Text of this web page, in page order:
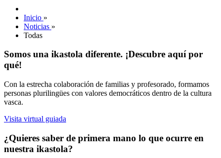
Inicio »
Noticias »
Todas
Somos una ikastola diferente. ¡Descubre aquí por
qué!
Con la estrecha colaboración de familias y profesorado, formamos
personas plurilingües con valores democráticos dentro de la cultura
vasca.
Visita virtual guiada
¿Quieres saber de primera mano lo que ocurre en
nuestra ikastola?